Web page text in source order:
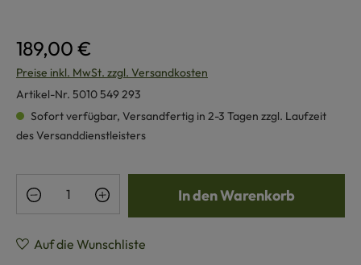
189,00 €
Preise inkl. MwSt. zzgl. Versandkosten
Artikel-Nr. 5010 549 293
Sofort verfügbar, Versandfertig in 2-3 Tagen zzgl. Laufzeit
des Versanddienstleisters
Produkt Anzahl: Gib den gewünschten
In den Warenkorb
Auf die Wunschliste